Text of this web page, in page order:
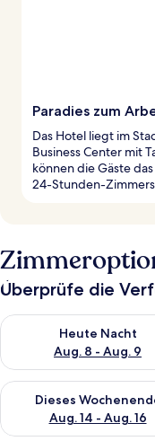
Paradies zum
Das Hotel liegt im
Business Center mit
können die Gäste
24-Stunden-
Überprüfe die
Heute Nacht
Aug. 8 - Aug. 9
Überprüfe die
Dieses
Aug. 14 - Aug. 16
Überprüfe die